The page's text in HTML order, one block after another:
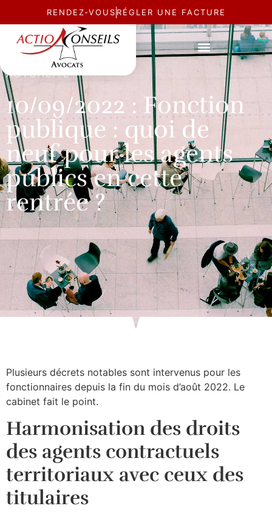
RENDEZ-VOUS RÉGLER UNE FACTURE
ACTUALITÉ
10/09/2022 : Fonction
publique : quoi de
neuf pour les agents
publics en cette
rentrée ?
Plusieurs décrets notables sont intervenus pour les
fonctionnaires depuis la fin du mois d’août 2022. Le
cabinet fait le point.
Harmonisation des droits
des agents contractuels
territoriaux avec ceux des
titulaires